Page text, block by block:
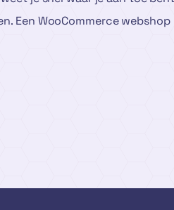
Een WooCommerce webshop